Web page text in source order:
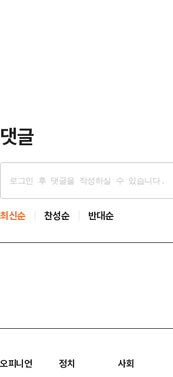
댓글
최신순 찬성순 반대순
오피니언 정치 사회